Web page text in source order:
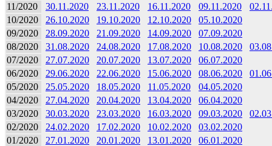
11/2020
30.11.2020 23.11.2020 16.11.2020 09.11.2020
10/2020
26.10.2020 19.10.2020 12.10.2020
05.10.2020
09/2020
28.09.2020 21.09.2020 14.09.2020
07.09.2020
08/2020
31.08.2020 24.08.2020 17.08.2020 10.08.2020
07/2020
27.07.2020 20.07.2020 13.07.2020
06.07.2020
06/2020
29.06.2020 22.06.2020 15.06.2020 08.06.2020
05/2020
25.05.2020 18.05.2020 11.05.2020
04.05.2020
04/2020
27.04.2020 20.04.2020 13.04.2020
06.04.2020
03/2020
30.03.2020 23.03.2020 16.03.2020 09.03.2020
02/2020
24.02.2020 17.02.2020 10.02.2020
03.02.2020
01/2020
27.01.2020 20.01.2020 13.01.2020 06.01.2020